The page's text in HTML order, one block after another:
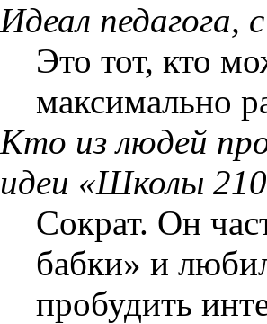
Идеал педагога,
Это тот, кто
максимально
Кто из людей
идеи «Школы
Сократ. Он
бабки» и
пробудить